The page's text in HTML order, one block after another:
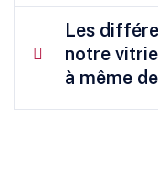
Les
notre
à même